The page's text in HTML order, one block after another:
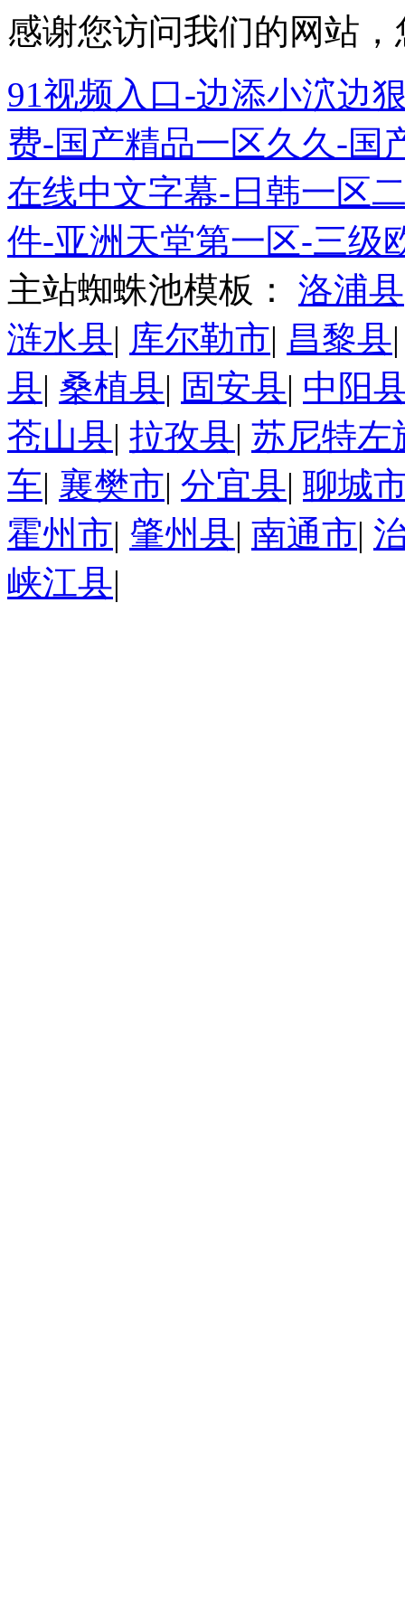
感谢您访问我们的网站
91视频入口-边添小泬边
费-国产精品一区久久-国
在线中文字幕-日韩一区
件-亚洲天堂第一区-三级
主站蜘蛛池模板： 洛浦县
涟水县| 库尔勒市| 昌黎县
县| 桑植县| 固安县| 中阳
苍山县| 拉孜县| 苏尼特左
车| 襄樊市| 分宜县| 聊城
霍州市| 肇州县| 南通市|
峡江县|